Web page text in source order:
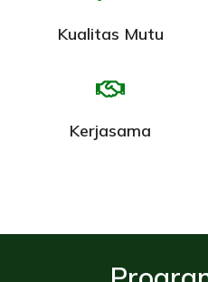
Kualitas Mutu
Kerjasama